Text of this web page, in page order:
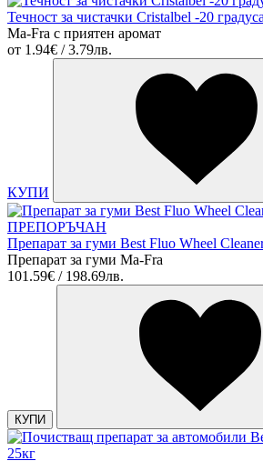
Течност за чистачки Cristalbel -20 градуса
Ma-Fra с приятен аромат
от 1.94€ / 3.79лв.
КУПИ
ПРЕПОРЪЧАН
Препарат за гуми Best Fluo Wheel
Препарат за гуми Ma-Fra
101.59€ / 198.69лв.
КУПИ